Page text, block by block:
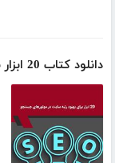
دانلود کتاب 20 ابزار برای بهبود رتبه سایت در موتورهای جستجو